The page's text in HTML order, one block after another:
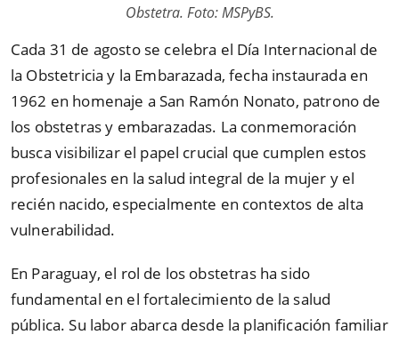
Obstetra. Foto: MSPyBS.
Cada 31 de agosto se celebra el Día Internacional de
la Obstetricia y la Embarazada, fecha instaurada en
1962 en homenaje a San Ramón Nonato, patrono de
los obstetras y embarazadas. La conmemoración
busca visibilizar el papel crucial que cumplen estos
profesionales en la salud integral de la mujer y el
recién nacido, especialmente en contextos de alta
vulnerabilidad.
En Paraguay, el rol de los obstetras ha sido
fundamental en el fortalecimiento de la salud
pública. Su labor abarca desde la planificación familiar